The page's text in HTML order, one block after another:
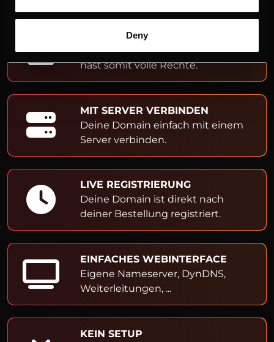
Deny
ADMIN- & OWNER-EINTRAG
Du bist Inhaber der Domain und
hast somit volle Rechte.
MIT SERVER VERBINDEN
Deine Domain einfach mit einem
Server verbinden.
LIVE REGISTRIERUNG
Deine Domain ist direkt nach
deiner Bestellung registriert.
EINFACHES WEBINTERFACE
Eigene Nameserver, DynDNS,
Weiterleitungen, ...
KEIN SETUP